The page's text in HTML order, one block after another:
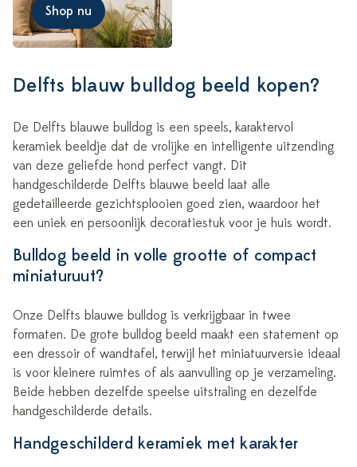
Shop nu
Delfts blauw bulldog beeld kopen?
De Delfts blauwe bulldog is een speels, karaktervol
keramiek beeldje dat de vrolijke en intelligente uitzending
van deze geliefde hond perfect vangt. Dit
handgeschilderde Delfts blauwe beeld laat alle
gedetailleerde gezichtsplooien goed zien, waardoor het
een uniek en persoonlijk decoratiestuk voor je huis wordt.
Bulldog beeld in volle grootte of compact
miniaturuut?
Onze Delfts blauwe bulldog is verkrijgbaar in twee
formaten. De grote bulldog beeld maakt een statement op
een dressoir of wandtafel, terwijl het miniatuurversie ideaal
is voor kleinere ruimtes of als aanvulling op je verzameling.
Beide hebben dezelfde speelse uitstraling en dezelfde
handgeschilderde details.
Handgeschilderd keramiek met karakter